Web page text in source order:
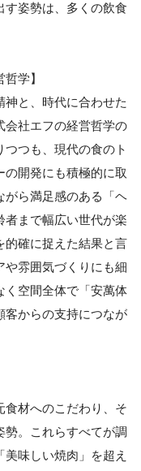
す姿勢は、多くの飲食
学】
と、時代に合わせた
会社エフの経営哲学の
つも、現代の食のト
の開発にも積極的に取
がら満足感のある「ヘ
者まで幅広い世代が楽
的確に捉えた結果と言
や雰囲気づくりにも細
く空間全体で「安萬体
客からの支持につなが
食材へのこだわり、そ
勢。これらすべてが調
味しい焼肉」を超え